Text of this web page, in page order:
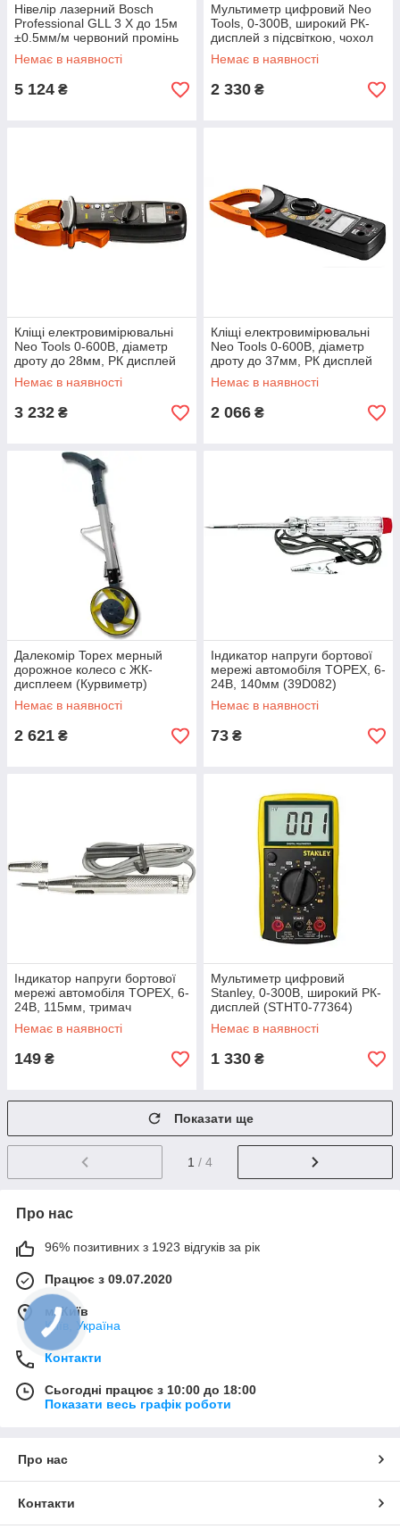
Нівелір лазерний Bosch
Professional GLL 3 X до 15м
±0.5мм/м червоний промінь
0.5кг (0.601.063.CJ0)
Немає в наявності
5 124 ₴
Мультиметр цифровий Neo
Tools, 0-300В, широкий РК-
дисплей з підсвіткою, чохол
(94-001)
Немає в наявності
2 330 ₴
Кліщі електровимірювальні
Neo Tools 0-600В, діаметр
дроту до 28мм, РК дисплей
(мультиметр) (94-003)
Немає в наявності
3 232 ₴
Кліщі електровимірювальні
Neo Tools 0-600В, діаметр
дроту до 37мм, РК дисплей
(94-002)
Немає в наявності
2 066 ₴
Далекомір Topex мерный
дорожное колесо с ЖК-
дисплеем (Курвиметр)
(31C800)
Немає в наявності
2 621 ₴
Індикатор напруги бортової
мережі автомобіля TOPEX, 6-
24В, 140мм (39D082)
Немає в наявності
73 ₴
Індикатор напруги бортової
мережі автомобіля TOPEX, 6-
24В, 115мм, тримач
металевий (39D081)
Немає в наявності
149 ₴
Мультиметр цифровий
Stanley, 0-300В, широкий РК-
дисплей (STHT0-77364)
Немає в наявності
1 330 ₴
Показати ще
1 / 4
Про нас
96% позитивних з 1923 відгуків за рік
Працює з 09.07.2020
м. Київ
Київ, Україна
Контакти
Сьогодні працює з 10:00 до 18:00
Показати весь графік роботи
Про нас
Контакти